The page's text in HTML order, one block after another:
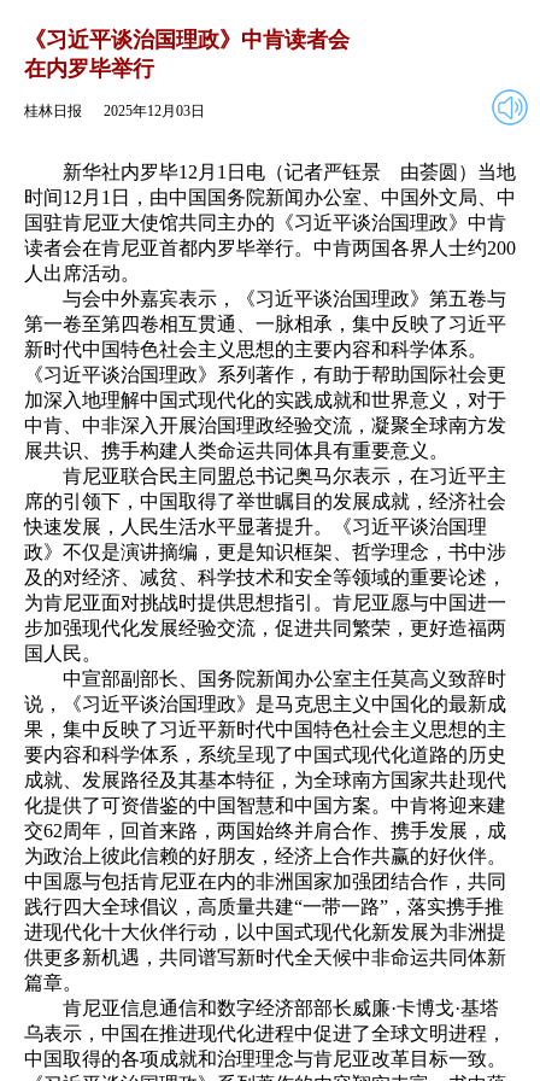
2025年12月03日
《习近平谈治国理政》中肯读者会
在内罗毕举行
桂林日报 2025年12月03日
新华社内罗毕12月1日电（记者严钰景 由荟圆）当地
时间12月1日，由中国国务院新闻办公室、中国外文局、中
国驻肯尼亚大使馆共同主办的《习近平谈治国理政》中肯
读者会在肯尼亚首都内罗毕举行。中肯两国各界人士约200
人出席活动。
与会中外嘉宾表示，《习近平谈治国理政》第五卷与
第一卷至第四卷相互贯通、一脉相承，集中反映了习近平
新时代中国特色社会主义思想的主要内容和科学体系。
《习近平谈治国理政》系列著作，有助于帮助国际社会更
加深入地理解中国式现代化的实践成就和世界意义，对于
中肯、中非深入开展治国理政经验交流，凝聚全球南方发
展共识、携手构建人类命运共同体具有重要意义。
肯尼亚联合民主同盟总书记奥马尔表示，在习近平主
席的引领下，中国取得了举世瞩目的发展成就，经济社会
快速发展，人民生活水平显著提升。《习近平谈治国理
政》不仅是演讲摘编，更是知识框架、哲学理念，书中涉
及的对经济、减贫、科学技术和安全等领域的重要论述，
为肯尼亚面对挑战时提供思想指引。肯尼亚愿与中国进一
步加强现代化发展经验交流，促进共同繁荣，更好造福两
国人民。
中宣部副部长、国务院新闻办公室主任莫高义致辞时
说，《习近平谈治国理政》是马克思主义中国化的最新成
果，集中反映了习近平新时代中国特色社会主义思想的主
要内容和科学体系，系统呈现了中国式现代化道路的历史
成就、发展路径及其基本特征，为全球南方国家共赴现代
化提供了可资借鉴的中国智慧和中国方案。中肯将迎来建
交62周年，回首来路，两国始终并肩合作、携手发展，成
为政治上彼此信赖的好朋友，经济上合作共赢的好伙伴。
中国愿与包括肯尼亚在内的非洲国家加强团结合作，共同
践行四大全球倡议，高质量共建“一带一路”，落实携手推
进现代化十大伙伴行动，以中国式现代化新发展为非洲提
供更多新机遇，共同谱写新时代全天候中非命运共同体新
篇章。
肯尼亚信息通信和数字经济部部长威廉·卡博戈·基塔
乌表示，中国在推进现代化进程中促进了全球文明进程，
中国取得的各项成就和治理理念与肯尼亚改革目标一致。